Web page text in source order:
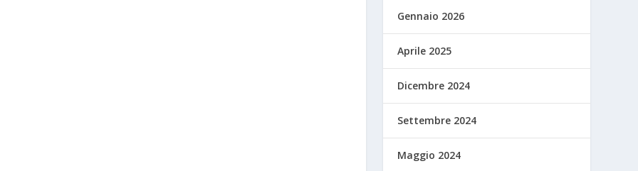
Gennaio 2026
Aprile 2025
Dicembre 2024
Settembre 2024
Maggio 2024